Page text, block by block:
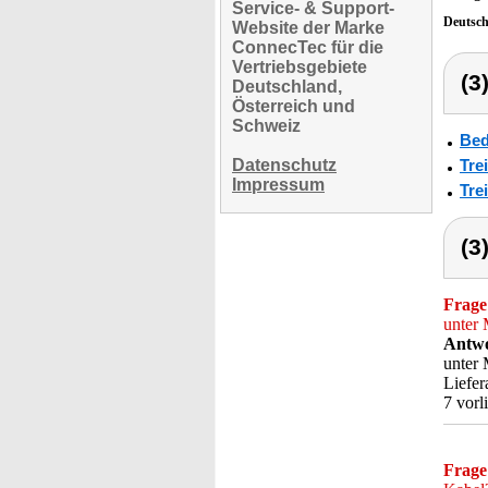
Service- & Support-
Website der Marke
ConnecTec für die
Vertriebsgebiete
Deutschland,
Österreich und
Schweiz
Datenschutz
Impressum
Frage
unter
unter
7
Frage